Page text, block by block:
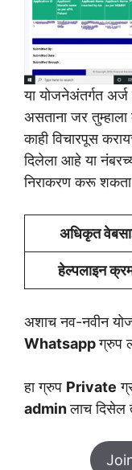
या योजनेअंतर्गत
असताना जर
काही विचारपूस
दिलेला आहे या
निराकरण करू
अधिकृत
हेल्पलाइन
अशाच नव-नवीन
Whatsappग्रुप
हा ग्रुप Private
adminलाच दिसेल